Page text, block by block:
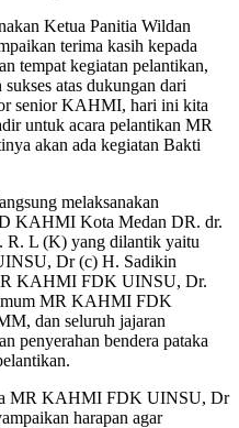
Ketua Panitia Wildan
terima kasih kepada
tempat kegiatan pelantikan,
atas dukungan dari
senior KAHMI, hari ini kita
untuk acara pelantikan MR
akan ada kegiatan Bakti
melaksanakan
KAHMI Kota Medan DR. dr.
R. L (K) yang dilantik yaitu
Dr (c) H. Sadikin
KAHMI FDK UINSU, Dr.
MR KAHMI FDK
dan seluruh jajaran
penyerahan bendera pataka
MR KAHMI FDK UINSU, Dr
harapan agar